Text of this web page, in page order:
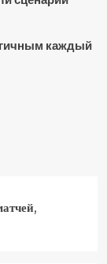
каждый